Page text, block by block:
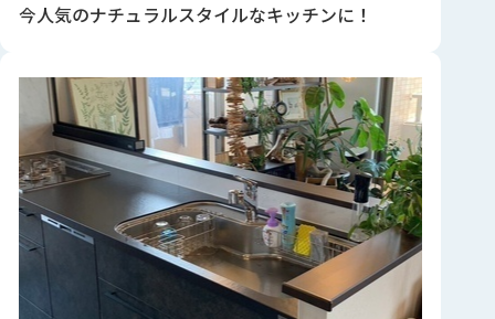
今人気のナチュラルスタイルなキッチンに！